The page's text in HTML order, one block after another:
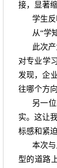
接，显著
学生反
从“学
此次
对专业学
发现，企
往哪个方
另一
实。这让
标感和紧
本次
型的道路